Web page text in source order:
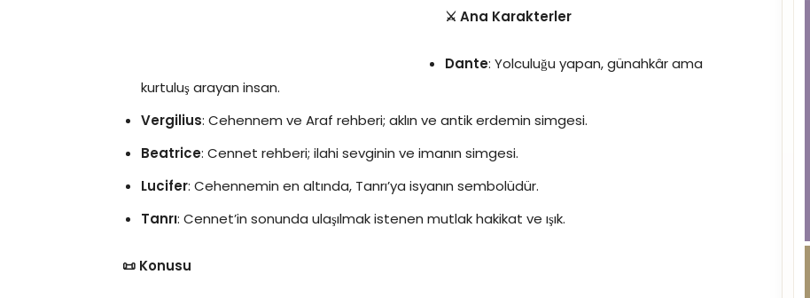
⚔️ Ana Karakterler
Dante: Yolculuğu yapan, günahkâr ama
kurtuluş arayan insan.
Vergilius: Cehennem ve Araf rehberi; aklın ve antik erdemin simgesi.
Beatrice: Cennet rehberi; ilahi sevginin ve imanın simgesi.
Lucifer: Cehennemin en altında, Tanrı’ya isyanın sembolüdür.
Tanrı: Cennet’in sonunda ulaşılmak istenen mutlak hakikat ve ışık.
📜 Konusu